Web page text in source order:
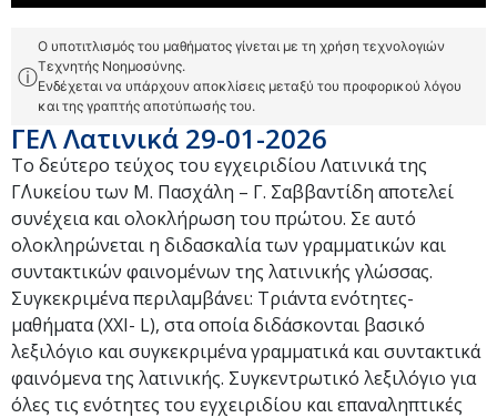
ⓘ
Ο υποτιτλισμός του μαθήματος γίνεται με τη χρήση τεχνολογιών
Τεχνητής Νοημοσύνης.
Ενδέχεται να υπάρχουν αποκλίσεις μεταξύ του προφορικού λόγου
και της γραπτής αποτύπωσής του.
ΓΕΛ Λατινικά 29-01-2026
Το δεύτερο τεύχος του εγχειριδίου Λατινικά της
Γ΄Λυκείου των Μ. Πασχάλη – Γ. Σαββαντίδη αποτελεί
συνέχεια και ολοκλήρωση του πρώτου. Σε αυτό
ολοκληρώνεται η διδασκαλία των γραμματικών και
συντακτικών φαινομένων της λατινικής γλώσσας.
Συγκεκριμένα περιλαμβάνει: Τριάντα ενότητες-
μαθήματα (XXI- L), στα οποία διδάσκονται βασικό
λεξιλόγιο και συγκεκριμένα γραμματικά και συντακτικά
φαινόμενα της λατινικής. Συγκεντρωτικό λεξιλόγιο για
όλες τις ενότητες του εγχειριδίου και επαναληπτικές